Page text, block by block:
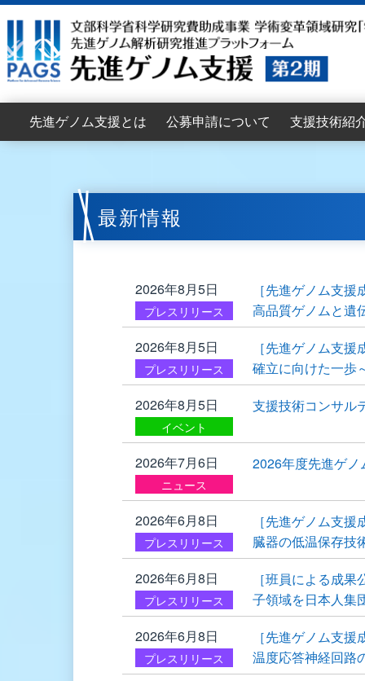
先進ゲノム支援とは 公募申請について 支援技術紹
最新情報
2026年8月5日
プレスリリース
［先進ゲノム支
⾼品質ゲノムと遺
2026年8月5日
プレスリリース
［先進ゲノム支
確立に向けた一歩
2026年8月5日
イベント
支援技術コンサル
2026年7月6日
ニュース
2026年度先進ゲ
2026年6月8日
プレスリリース
［先進ゲノム支
臓器の低温保存技
2026年6月8日
プレスリリース
［班員による成
子領域を日本人
2026年6月8日
プレスリリース
［先進ゲノム支
温度応答神経回路